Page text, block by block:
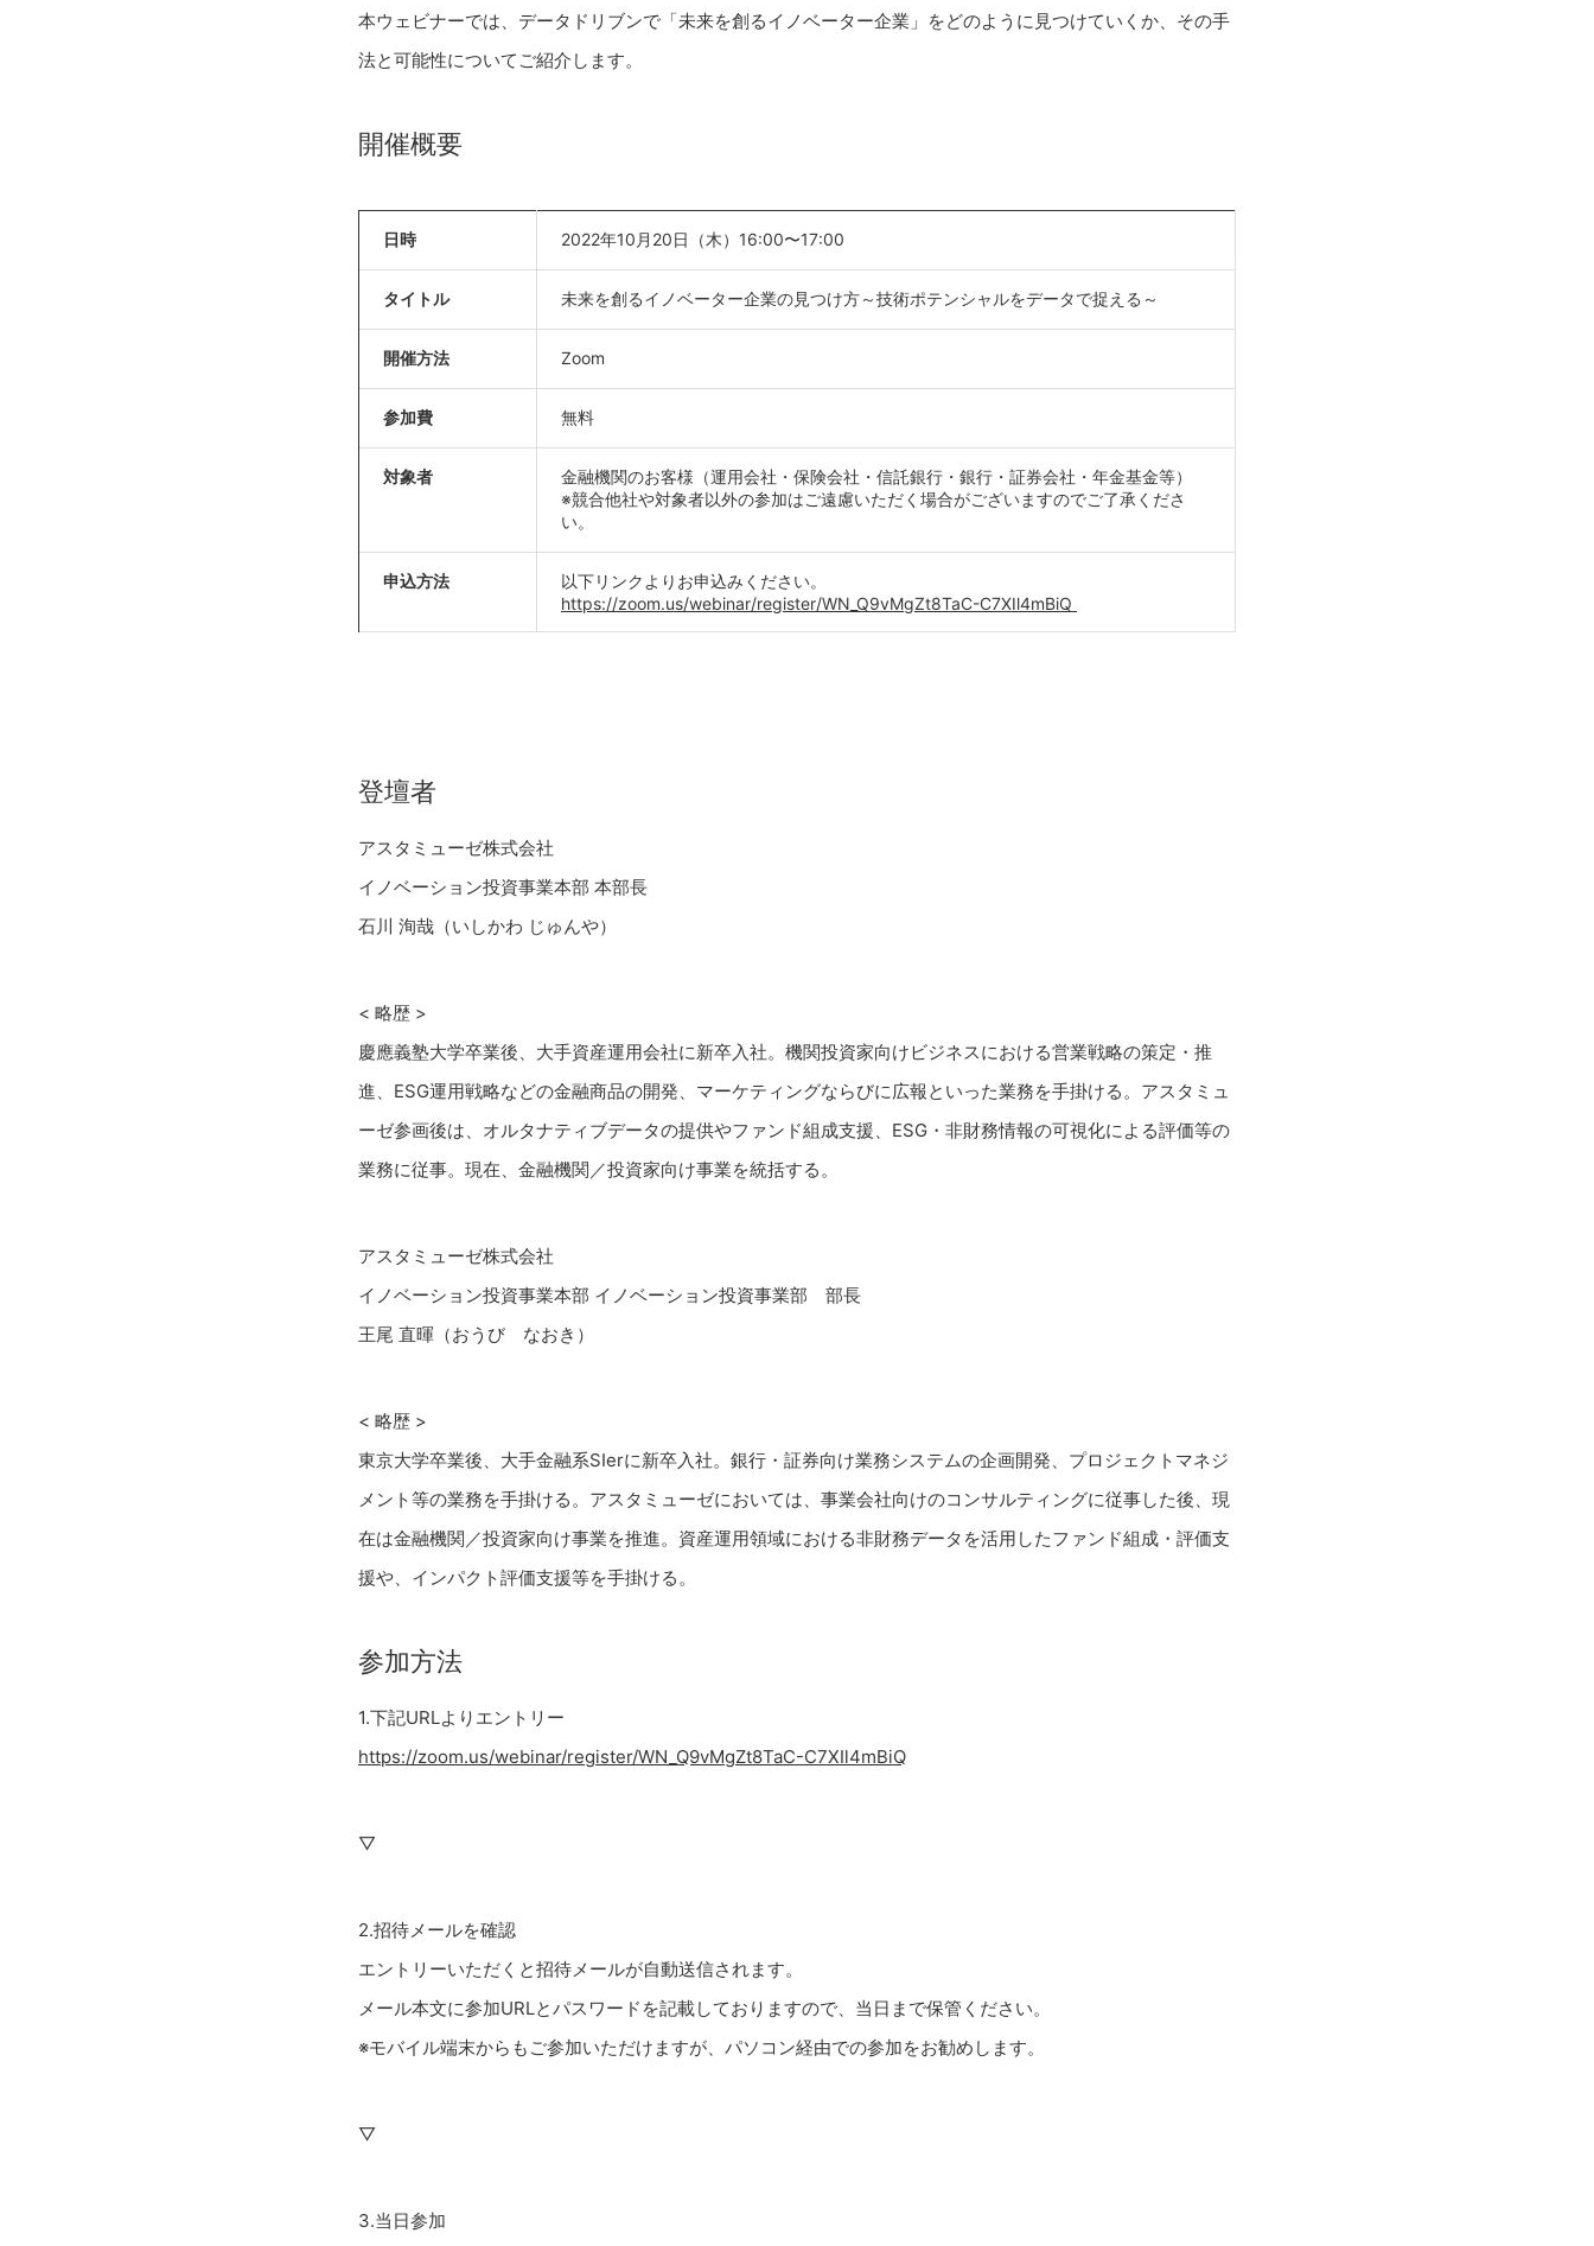
本ウェビナーでは、データドリブンで「未来を創るイノベーター企業」をどのように見つけていくか、その手
法と可能性についてご紹介します。
開催概要
日時 2022年10月20日（木）16:00〜17:00
タイトル 未来を創るイノベーター企業の見つけ方～技術ポテンシャルをデータで捉える～
開催方法 Zoom
参加費 無料
対象者
金融機関のお客様（運用会社・保険会社・信託銀行・銀行・証券会社・年金基金等）
※競合他社や対象者以外の参加はご遠慮いただく場合がございますのでご了承くださ
い。
申込方法
以下リンクよりお申込みください。
https://zoom.us/webinar/register/WN_Q9vMgZt8TaC-C7XIl4mBiQ
登壇者
アスタミューゼ株式会社
イノベーション投資事業本部 本部長
石川 洵哉（いしかわ じゅんや）
< 略歴 >
慶應義塾大学卒業後、大手資産運用会社に新卒入社。機関投資家向けビジネスにおける営業戦略の策定・推
進、ESG運用戦略などの金融商品の開発、マーケティングならびに広報といった業務を手掛ける。アスタミュ
ーゼ参画後は、オルタナティブデータの提供やファンド組成支援、ESG・非財務情報の可視化による評価等の
業務に従事。現在、金融機関／投資家向け事業を統括する。
アスタミューゼ株式会社
イノベーション投資事業本部 イノベーション投資事業部 部長
王尾 直暉（おうび なおき）
< 略歴 >
東京大学卒業後、大手金融系SIerに新卒入社。銀行・証券向け業務システムの企画開発、プロジェクトマネジ
メント等の業務を手掛ける。アスタミューゼにおいては、事業会社向けのコンサルティングに従事した後、現
在は金融機関／投資家向け事業を推進。資産運用領域における非財務データを活用したファンド組成・評価支
援や、インパクト評価支援等を手掛ける。
参加方法
1.下記URLよりエントリー
https://zoom.us/webinar/register/WN_Q9vMgZt8TaC-C7XIl4mBiQ
▽
2.招待メールを確認
エントリーいただくと招待メールが自動送信されます。
メール本文に参加URLとパスワードを記載しておりますので、当日まで保管ください。
※モバイル端末からもご参加いただけますが、パソコン経由での参加をお勧めします。
▽
3.当日参加